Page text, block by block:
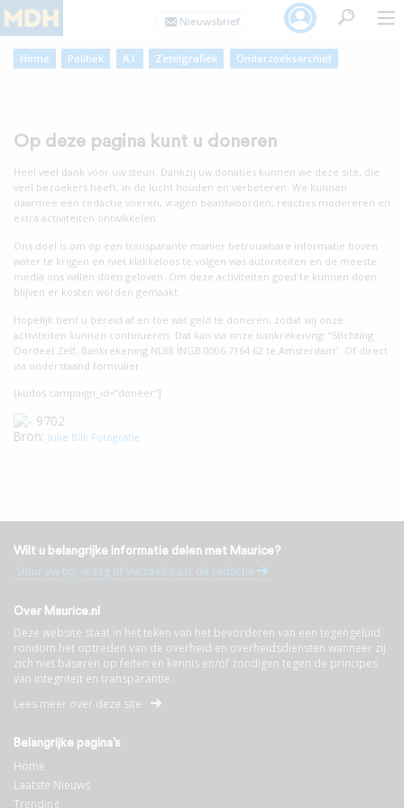
Home Politiek A.I. Zetelgrafiek Onderzoeksarchief
Op deze pagina kunt u doneren
Heel veel dank voor uw steun. Dankzij uw donaties kunnen we deze site, die
veel bezoekers heeft, in de lucht houden en verbeteren. We kunnen
daarmee een redactie voeren, vragen beantwoorden, reacties modereren en
extra activiteiten ontwikkelen.
Ons doel is om op een transparante manier betrouwbare informatie boven
water te krijgen en niet klakkeloos te volgen was autoriteiten en de meeste
media ons willen doen geloven. Om deze activiteiten goed te kunnen doen
blijven er kosten worden gemaakt.
Hopelijk bent u bereid af en toe wat geld te doneren, zodat wij onze
activiteiten kunnen continueren. Dat kan via onze bankrekening: “Stichting
Oordeel Zelf, Bankrekening NL88 INGB 0006 7164 62 te Amsterdam”. Of direct
via onderstaand formulier.
[kudos campaign_id=”doneer”]
Bron: Julie Blik Fotografie
Wilt u belangrijke informatie delen met Maurice?
Stuur uw tip, vraag of verzoek naar de redactie
Over Maurice.nl
Deze website staat in het teken van het bevorderen van een tegengeluid
rondom het optreden van de overheid en overheidsdiensten wanneer zij
zich niet baseren op feiten en kennis en/of zondigen tegen de principes
van integriteit en transparantie.
Lees meer over deze site
Belangrijke pagina’s
Home
Laatste Nieuws
Trending